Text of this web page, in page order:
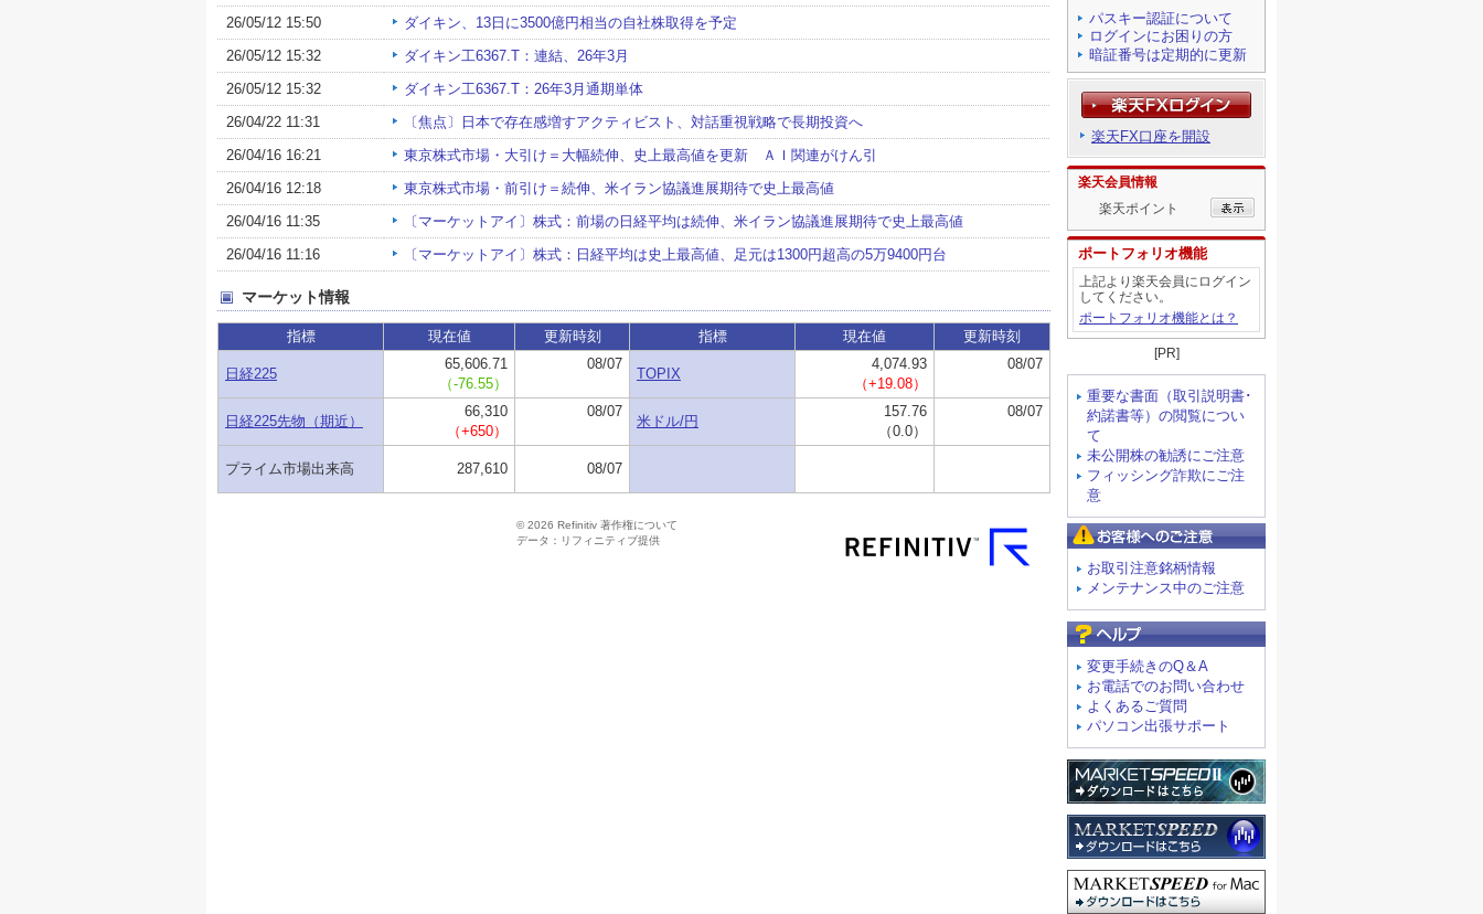
パスキー認証について
ログインにお困りの方
暗証番号は定期的に更新
楽天FX口座を開設
楽天会員情報
楽天ポイント
ポートフォリオ機能
上記より楽天会員にログイン
してください。
ポートフォリオ機能とは？
[PR]
重要な書面（取引説明書･
約諾書等）の閲覧につい
て
未公開株の勧誘にご注意
フィッシング詐欺にご注
意
お取引注意銘柄情報
メンテナンス中のご注意
変更手続きのQ＆A
お電話でのお問い合わせ
よくあるご質問
パソコン出張サポート